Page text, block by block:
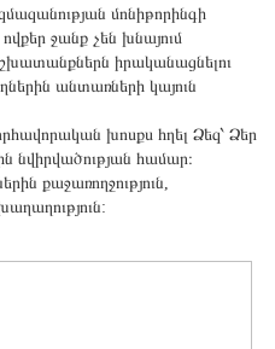
մոնիթորինգի
ջանք չեն խնայում
իրականացնելու
անտառների կայուն
խոսքս հղել Ձեզ՝ Ձեր
նվիրվածության համար։
քաջառողջություն,